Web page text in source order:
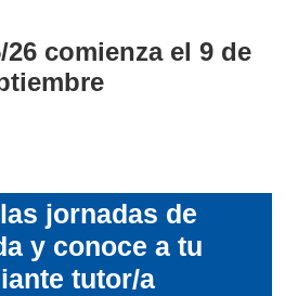
comienza el 9 de
las jornadas de
y conoce a tu
tutor/a